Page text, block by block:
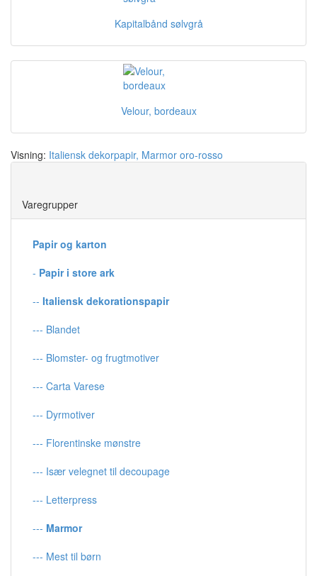
Kapitalbånd sølvgrå
Velour, bordeaux
Visning: Italiensk dekorpapir, Marmor oro-rosso
Varegrupper
Papir og karton
- Papir i store ark
-- Italiensk dekorationspapir
--- Blandet
--- Blomster- og frugtmotiver
--- Carta Varese
--- Dyrmotiver
--- Florentinske mønstre
--- Især velegnet til decoupage
--- Letterpress
--- Marmor
--- Mest til børn